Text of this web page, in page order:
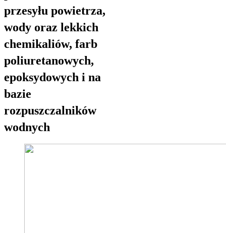
przesyłu powietrza,
wody oraz lekkich
chemikaliów, farb
poliuretanowych,
epoksydowych i na
bazie
rozpuszczalników
wodnych